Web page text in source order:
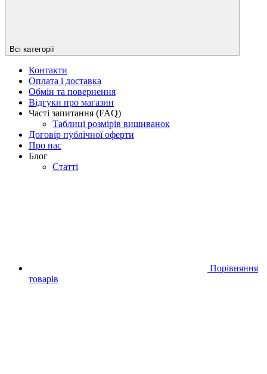
Всі категорії
Контакти
Оплата і доставка
Обмін та повернення
Відгуки про магазин
Часті запитання (FAQ)
Таблиці розмірів вишиванок
Договір публічної оферти
Про нас
Блог
Статті
Порівняння
товарів